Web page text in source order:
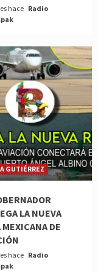
hace Radio
GUTIÉRREZ
LA NUEVA
MEXICANA DE
hace Radio